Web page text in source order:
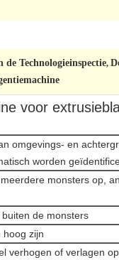
de Technologieinspectie,
voor
omgevings- en
worden
monsters op,
de monsters
hoog zijn
verhogen of verlagen